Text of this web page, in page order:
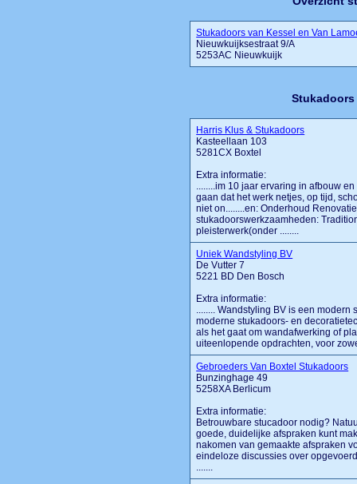
Stukadoors van Kessel en Van
Nieuwkuijksestraat 9/A
5253AC Nieuwkuijk
Harris Klus & Stukadoors
Kasteellaan 103
5281CX Boxtel
Extra informatie:
........im 10 jaar ervaring in afbouw
gaan dat het werk netjes, op tijd,
niet on........en: Onderhoud
stukadoorswerkzaamheden:
pleisterwerk(onder ........
Uniek Wandstyling BV
De Vutter 7
5221 BD Den Bosch
Extra informatie:
........ Wandstyling BV is een
moderne stukadoors- en
als het gaat om wandafwerking of
uiteenlopende opdrachten, voor
Gebroeders Van Boxtel Stukadoors
Bunzinghage 49
5258XA Berlicum
Extra informatie:
Betrouwbare stucadoor nodig?
goede, duidelijke afspraken kunt
nakomen van gemaakte afspraken
eindeloze discussies over
.......